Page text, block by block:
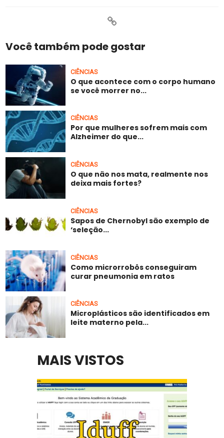
Você também pode gostar
CIÊNCIAS
O que acontece com o corpo humano
se você morrer no...
CIÊNCIAS
Por que mulheres sofrem mais com
Alzheimer do que...
CIÊNCIAS
O que não nos mata, realmente nos
deixa mais fortes?
CIÊNCIAS
Sapos de Chernobyl são exemplo de
‘seleção...
CIÊNCIAS
Como microrrobôs conseguiram
curar pneumonia em ratos
CIÊNCIAS
Microplásticos são identificados em
leite materno pela...
MAIS VISTOS